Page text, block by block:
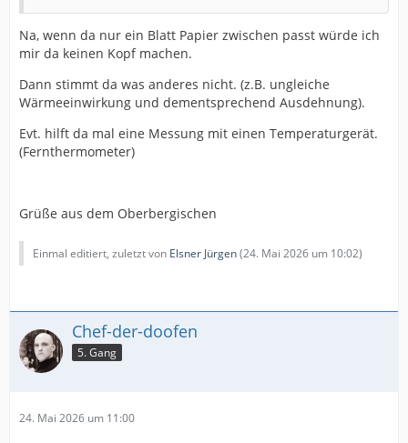
Na, wenn da nur ein Blatt Papier zwischen passt würde ich
mir da keinen Kopf machen.
Dann stimmt da was anderes nicht. (z.B. ungleiche
Wärmeeinwirkung und dementsprechend Ausdehnung).
Evt. hilft da mal eine Messung mit einen Temperaturgerät.
(Fernthermometer)
Grüße aus dem Oberbergischen
Einmal editiert, zuletzt von Elsner Jürgen(24. Mai 2026 um 10:02)
Chef-der-doofen
5. Gang
24. Mai 2026 um 11:00